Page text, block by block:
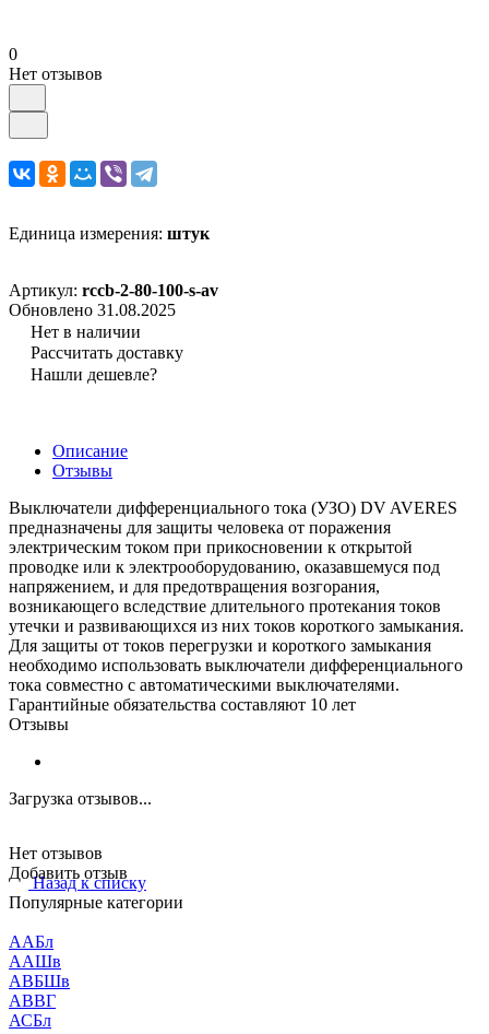
0
Нет отзывов
Единица измерения: штук
Артикул: rccb-2-80-100-s-av
Обновлено 31.08.2025
Нет в наличии
Рассчитать доставку
Нашли дешевле?
Описание
Отзывы
Выключатели дифференциального тока (УЗО) DV AVERES
предназначены для защиты человека от поражения
электрическим током при прикосновении к открытой
проводке или к электрооборудованию, оказавшемуся под
напряжением, и для предотвращения возгорания,
возникающего вследствие длительного протекания токов
утечки и развивающихся из них токов короткого замыкания.
Для защиты от токов перегрузки и короткого замыкания
необходимо использовать выключатели дифференциального
тока совместно с автоматическими выключателями.
Гарантийные обязательства составляют 10 лет
Отзывы
Загрузка отзывов...
Нет отзывов
Добавить отзыв
Назад к списку
Популярные категории
ААБл
ААШв
АВБШв
АВВГ
АСБл